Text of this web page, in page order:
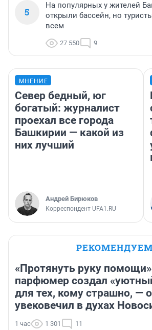
5
На популярных у жителей
открыли бассейн, но
всем
27 550 9
МНЕНИЕ
Север бедный, юг
богатый: журналист
проехал все города
Башкирии — какой из
них лучший
Андрей Бирюков
Корреспондент UFA1.RU
РЕКОМЕНДУЕМ
«Протянуть руку
парфюмер создал
для тех, кому страшно, —
увековечил в духах
1 час 1 301 11